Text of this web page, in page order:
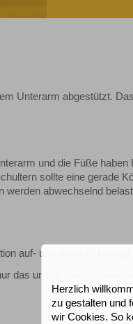
Unterarm abgestützt.
und die Füße
sollte eine gerade
werden abwechselnd
auf- und abwärts bewegt.
das untere Bein
Herzlich
zu gestalten und
wir Cookies. So